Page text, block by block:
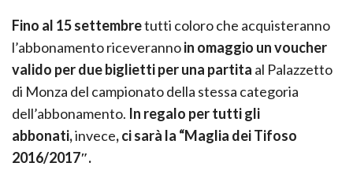
Fino al 15 settembretutti coloro che acquisteranno
l’abbonamento riceverannoin omaggio un voucher
valido per due biglietti per una partita al Palazzetto
di Monza del campionato della stessa categoria
dell’abbonamento. In regalo per tutti gli
abbonati,invece, ci sarà la “Maglia dei Tifoso
2016/2017″.